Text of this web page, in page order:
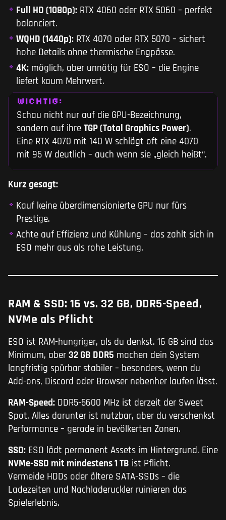
Full HD (1080p): RTX 4060 oder RTX 5060 – perfekt
balanciert.
WQHD (1440p): RTX 4070 oder RTX 5070 – sichert
hohe Details ohne thermische Engpässe.
4K: möglich, aber unnötig für ESO – die Engine
liefert kaum Mehrwert.
WICHTIG:
Schau nicht nur auf die GPU-Bezeichnung,
sondern auf ihre TGP (Total Graphics Power).
Eine RTX 4070 mit 140 W schlägt oft eine 4070
mit 95 W deutlich – auch wenn sie „gleich heißt“.
Kurz gesagt:
Kauf keine überdimensionierte GPU nur fürs
Prestige.
Achte auf Effizienz und Kühlung – das zahlt sich in
ESO mehr aus als rohe Leistung.
RAM & SSD: 16 vs. 32 GB, DDR5-Speed,
NVMe als Pflicht
ESO ist RAM-hungriger, als du denkst. 16 GB sind das
Minimum, aber 32 GB DDR5 machen dein System
langfristig spürbar stabiler – besonders, wenn du
Add-ons, Discord oder Browser nebenher laufen lässt.
RAM-Speed: DDR5-5600 MHz ist derzeit der Sweet
Spot. Alles darunter ist nutzbar, aber du verschenkst
Performance – gerade in bevölkerten Zonen.
SSD: ESO lädt permanent Assets im Hintergrund. Eine
NVMe-SSD mit mindestens 1 TB ist Pflicht.
Vermeide HDDs oder ältere SATA-SSDs – die
Ladezeiten und Nachladeruckler ruinieren das
Spielerlebnis.